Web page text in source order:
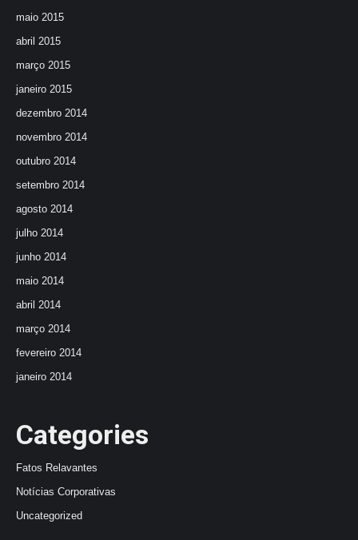
maio 2015
abril 2015
março 2015
janeiro 2015
dezembro 2014
novembro 2014
outubro 2014
setembro 2014
agosto 2014
julho 2014
junho 2014
maio 2014
abril 2014
março 2014
fevereiro 2014
janeiro 2014
Categories
Fatos Relavantes
Notícias Corporativas
Uncategorized